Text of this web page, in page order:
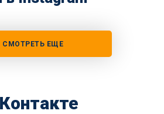
СМОТРЕТЬ ЕЩЕ